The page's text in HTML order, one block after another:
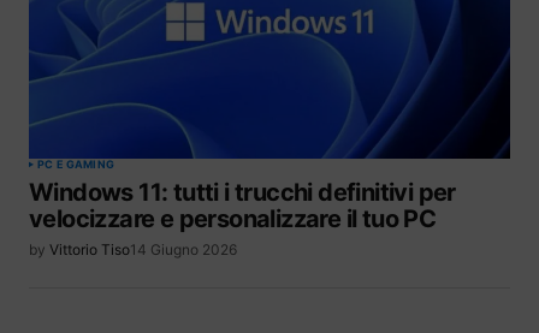
PC E GAMING
Windows 11: tutti i trucchi definitivi per
velocizzare e personalizzare il tuo PC
by Vittorio Tiso14 Giugno 2026